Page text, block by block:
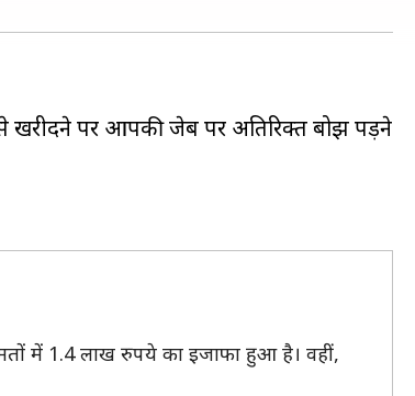
खरीदने पर आपकी जेब पर अतिरिक्त बोझ पड़ने
में 1.4 लाख रुपये का इजाफा हुआ है। वहीं,